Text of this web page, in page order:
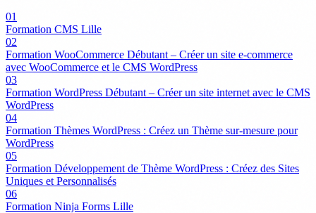
01
Formation CMS Lille
02
Formation WooCommerce Débutant – Créer un site e-commerce
avec WooCommerce et le CMS WordPress
03
Formation WordPress Débutant – Créer un site internet avec le CMS
WordPress
04
Formation Thèmes WordPress : Créez un Thème sur-mesure pour
WordPress
05
Formation Développement de Thème WordPress : Créez des Sites
Uniques et Personnalisés
06
Formation Ninja Forms Lille